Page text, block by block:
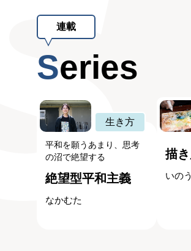
連載
Series
生き方
平和を願うあまり、思考
の沼で絶望する
絶望型平和主義
なかむた
描
いの